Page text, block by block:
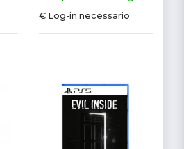
€ Log-in necessario